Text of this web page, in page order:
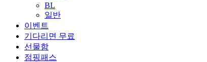
BL
일반
이벤트
기다리면 무료
선물함
점핑패스